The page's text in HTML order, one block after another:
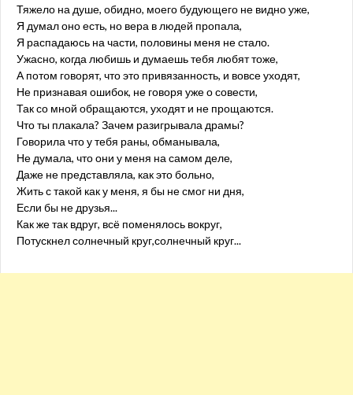
Тяжело на душе, обидно, моего будующего не видно уже,
Я думал оно есть, но вера в людей пропала,
Я распадаюсь на части, половины меня не стало.
Ужасно, когда любишь и думаешь тебя любят тоже,
А потом говорят, что это привязанность, и вовсе уходят,
Не признавая ошибок, не говоря уже о совести,
Так со мной обращаются, уходят и не прощаются.
Что ты плакала? Зачем разигрывала драмы?
Говорила что у тебя раны, обманывала,
Не думала, что они у меня на самом деле,
Даже не представляла, как это больно,
Жить с такой как у меня, я бы не смог ни дня,
Если бы не друзья...
Как же так вдруг, всё поменялось вокруг,
Потускнел солнечный круг,солнечный круг...